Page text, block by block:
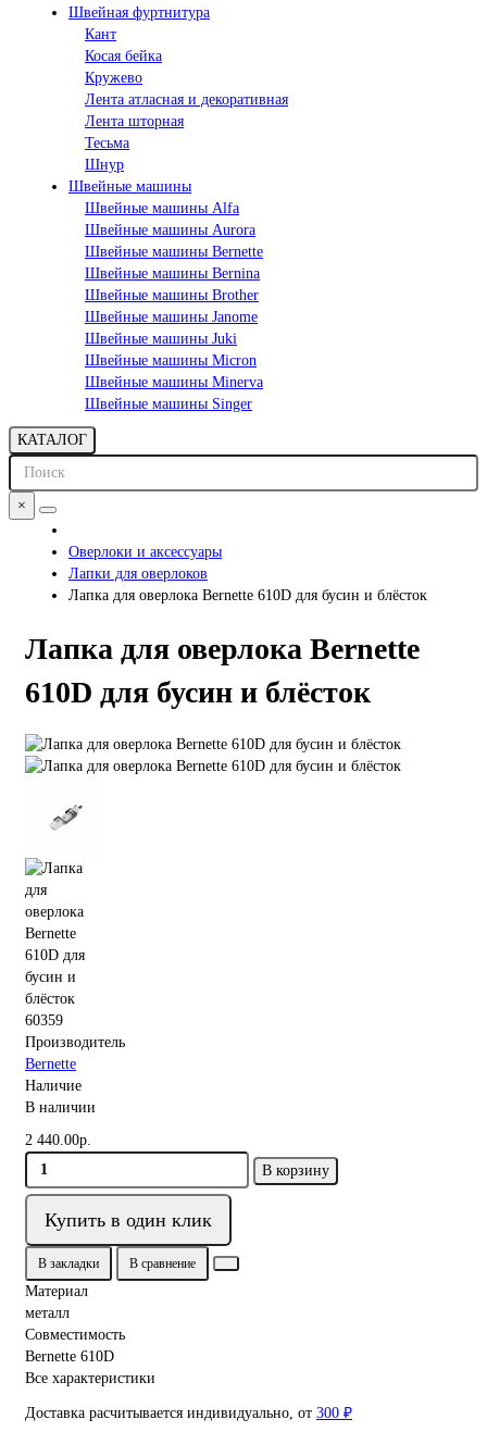
Швейная фуртнитура
Кант
Косая бейка
Кружево
Лента aтласная и декоративная
Лента шторная
Тесьма
Шнур
Швейные машины
Швейные машины Alfa
Швейные машины Aurora
Швейные машины Bernette
Швейные машины Bernina
Швейные машины Brother
Швейные машины Janome
Швейные машины Juki
Швейные машины Micron
Швейные машины Minerva
Швейные машины Singer
КАТАЛОГ
×
Оверлоки и аксессуары
Лапки для оверлоков
Лапка для оверлока Bernette 610D для бусин и блёсток
Лапка для оверлока Bernette
610D для бусин и блёсток
60359
Производитель
Bernette
Наличие
В наличии
2 440.00р.
В корзину
Купить в один клик
В закладки В сравнение
Материал
металл
Совместимость
Bernette 610D
Все характеристики
Доставка расчитывается индивидуально, от 300 ₽